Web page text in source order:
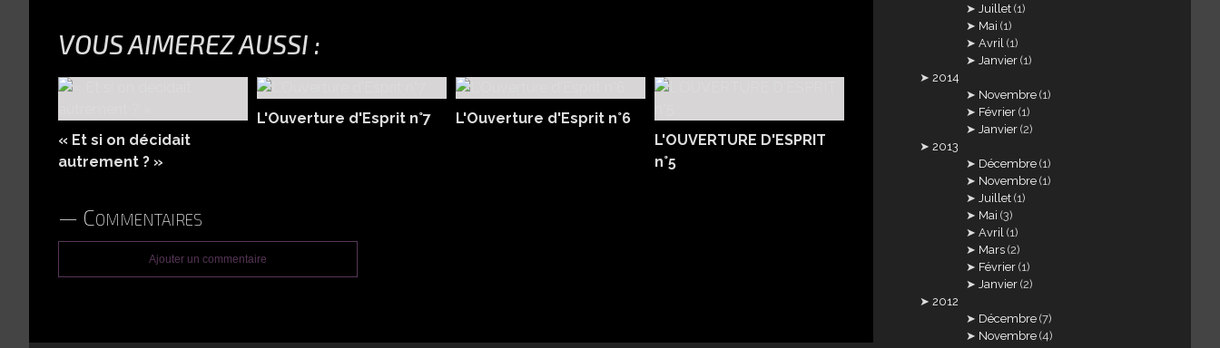
VOUS AIMEREZ AUSSI :
« Et si on décidait
autrement ? »
L'Ouverture d'Esprit n°7
L'Ouverture d'Esprit n°6
L'OUVERTURE D'ESPRIT
n°5
Commentaires
Ajouter un commentaire
Juillet (1)
Mai (1)
Avril (1)
Janvier (1)
2014
Novembre (1)
Février (1)
Janvier (2)
2013
Décembre (1)
Novembre (1)
Juillet (1)
Mai (3)
Avril (1)
Mars (2)
Février (1)
Janvier (2)
2012
Décembre (7)
Novembre (4)